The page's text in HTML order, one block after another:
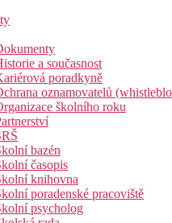
a současnost
poradkyně
oznamovatelů
školního roku
bazén
časopis
knihovna
poradenské pracoviště
psycholog